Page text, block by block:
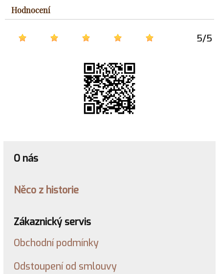
Hodnocení
5/5
O nás
Něco z historie
Zákaznický servis
Obchodní podmínky
Odstoupení od smlouvy